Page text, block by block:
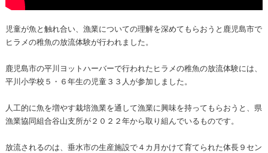
児童が魚と触れ合い、漁業についての理解を深めてもらおうと鹿児島市で
ヒラメの稚魚の放流体験が行われました。
鹿児島市の平川ヨットハーバーで行われたヒラメの稚魚の放流体験には、
平川小学校５・６年生の児童３３人が参加しました。
人工的に魚を増やす栽培漁業を通して漁業に興味を持ってもらおうと、県
漁業協同組合谷山支所が２０２２年から取り組んでいるものです。
放流されるのは、垂水市の生産施設で４カ月かけて育てられた体長９セン